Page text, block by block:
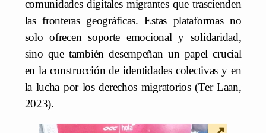
comunidades digitales migrantes que trascienden
las fronteras geográficas. Estas plataformas no
solo ofrecen soporte emocional y solidaridad,
sino que también desempeñan un papel crucial
en la construcción de identidades colectivas y en
la lucha por los derechos migratorios (Ter Laan,
2023).